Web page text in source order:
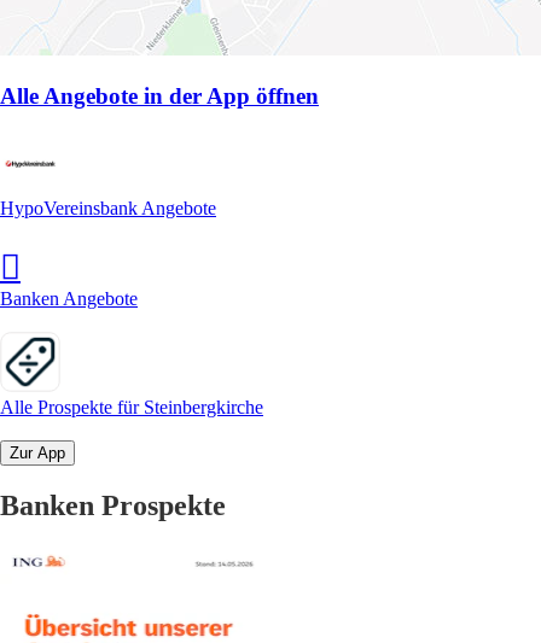
Alle Angebote in der App öffnen
HypoVereinsbank Angebote
Banken Angebote
Alle Prospekte für Steinbergkirche
Zur App
Banken Prospekte